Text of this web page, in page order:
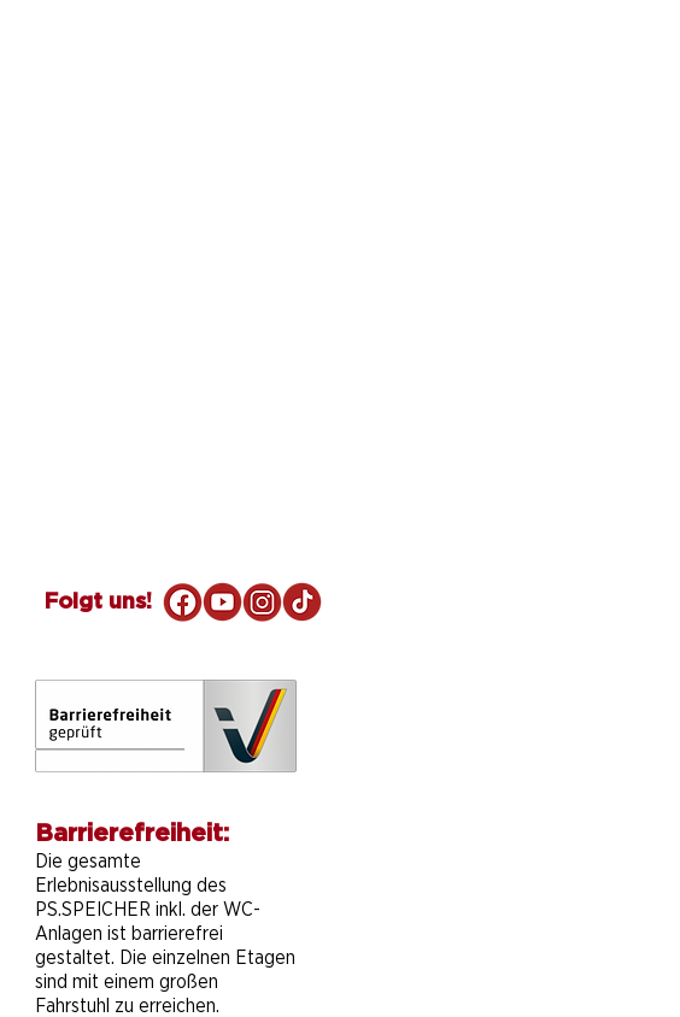
Folgt uns!
Barrierefreiheit:
Die gesamte
Erlebnisausstellung des
PS.SPEICHER inkl. der WC-
Anlagen ist barrierefrei
gestaltet. Die einzelnen Etagen
sind mit einem großen
Fahrstuhl zu erreichen.